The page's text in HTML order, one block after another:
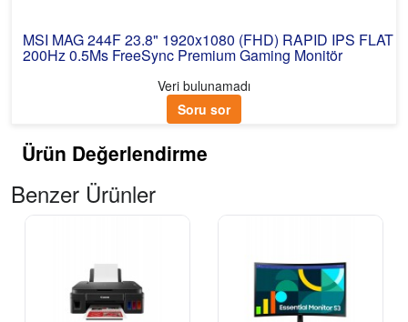
MSI MAG 244F 23.8" 1920x1080 (FHD) RAPID IPS FLAT
200Hz 0.5Ms FreeSync Premium Gaming Monitör
Veri bulunamadı
Soru sor
Ürün Değerlendirme
Benzer Ürünler